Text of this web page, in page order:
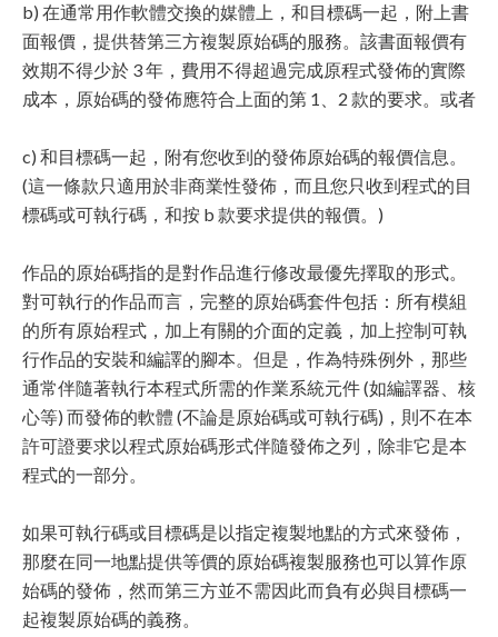
b) 在通常用作軟體交換的媒體上，和目標碼一起，附上書
面報價，提供替第三方複製原始碼的服務。該書面報價有
效期不得少於 3 年，費用不得超過完成原程式發佈的實際
成本，原始碼的發佈應符合上面的第 1、2 款的要求。或者
c) 和目標碼一起，附有您收到的發佈原始碼的報價信息。
(這一條款只適用於非商業性發佈，而且您只收到程式的目
標碼或可執行碼，和按 b 款要求提供的報價。)
作品的原始碼指的是對作品進行修改最優先擇取的形式。
對可執行的作品而言，完整的原始碼套件包括：所有模組
的所有原始程式，加上有關的介面的定義，加上控制可執
行作品的安裝和編譯的腳本。但是，作為特殊例外，那些
通常伴隨著執行本程式所需的作業系統元件 (如編譯器、核
心等) 而發佈的軟體 (不論是原始碼或可執行碼)，則不在本
許可證要求以程式原始碼形式伴隨發佈之列，除非它是本
程式的一部分。
如果可執行碼或目標碼是以指定複製地點的方式來發佈，
那麼在同一地點提供等價的原始碼複製服務也可以算作原
始碼的發佈，然而第三方並不需因此而負有必與目標碼一
起複製原始碼的義務。